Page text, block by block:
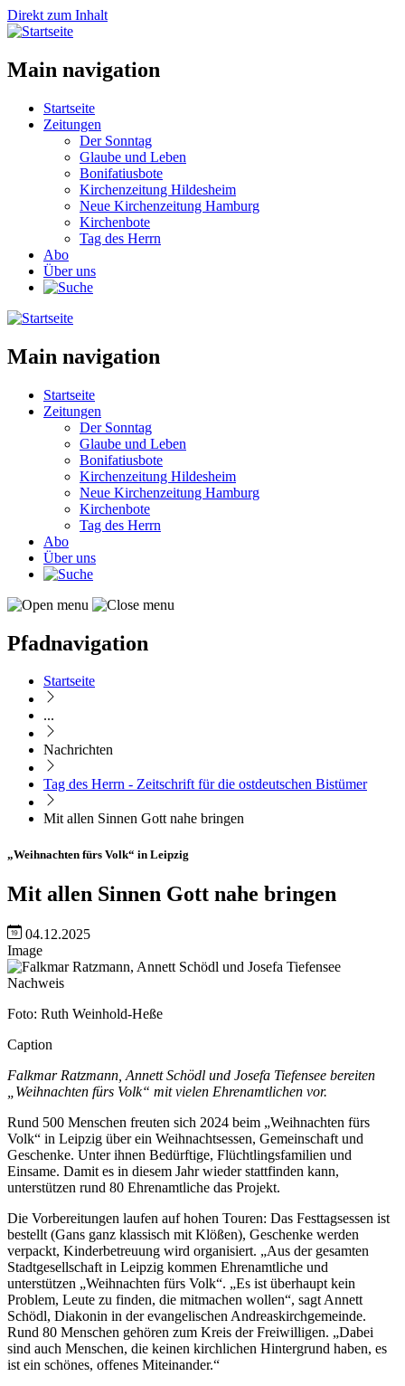
Direkt zum Inhalt
Main navigation
Startseite
Zeitungen
Der Sonntag
Glaube und Leben
Bonifatiusbote
Kirchenzeitung Hildesheim
Neue Kirchenzeitung Hamburg
Kirchenbote
Tag des Herrn
Abo
Über uns
Main navigation
Startseite
Zeitungen
Der Sonntag
Glaube und Leben
Bonifatiusbote
Kirchenzeitung Hildesheim
Neue Kirchenzeitung Hamburg
Kirchenbote
Tag des Herrn
Abo
Über uns
Pfadnavigation
Startseite
...
Nachrichten
Tag des Herrn - Zeitschrift für die ostdeutschen Bistümer
Mit allen Sinnen Gott nahe bringen
„Weihnachten fürs Volk“ in Leipzig
Mit allen Sinnen Gott nahe bringen
04.12.2025
Image
Nachweis
Foto: Ruth Weinhold-Heße
Caption
Falkmar Ratzmann, Annett Schödl und Josefa Tiefensee bereiten
„Weihnachten fürs Volk“ mit vielen Ehrenamtlichen vor.
Rund 500 Menschen freuten sich 2024 beim „Weihnachten fürs
Volk“ in Leipzig über ein Weihnachtsessen, Gemeinschaft und
Geschenke. Unter ihnen Bedürftige, Flüchtlingsfamilien und
Einsame. Damit es in diesem Jahr wieder stattfinden kann,
unterstützen rund 80 Ehrenamtliche das Projekt.
Die Vorbereitungen laufen auf hohen Touren: Das Festtagsessen ist
bestellt (Gans ganz klassisch mit Klößen), Geschenke werden
verpackt, Kinderbetreuung wird organisiert. „Aus der gesamten
Stadtgesellschaft in Leipzig kommen Ehrenamtliche und
unterstützen „Weihnachten fürs Volk“. „Es ist überhaupt kein
Problem, Leute zu finden, die mitmachen wollen“, sagt Annett
Schödl, Diakonin in der evangelischen Andreaskirchgemeinde.
Rund 80 Menschen gehören zum Kreis der Freiwilligen. „Dabei
sind auch Menschen, die keinen kirchlichen Hintergrund haben, es
ist ein schönes, offenes Miteinander.“